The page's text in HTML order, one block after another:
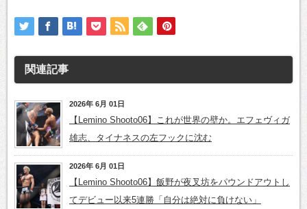
関連記事
2026年 6月 01日
【Lemino Shooto06】これが世界の壁か。エフェヴィガ
雄志、タイナネスの左フックに沈む
2026年 6月 01日
【Lemino Shooto06】飯野が夜叉坊をパウンドアウトし
てデビュー以来5連勝「自分は絶対に負けない」